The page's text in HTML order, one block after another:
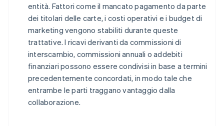
entità. Fattori come il mancato pagamento da parte
dei titolari delle carte, i costi operativi e i budget di
marketing vengono stabiliti durante queste
trattative. I ricavi derivanti da commissioni di
interscambio, commissioni annuali o addebiti
finanziari possono essere condivisi in base a termini
precedentemente concordati, in modo tale che
entrambe le parti traggano vantaggio dalla
collaborazione.